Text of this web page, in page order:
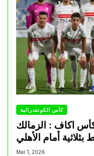
كأس الكونفدرالية
كأس اكاف : الزمالك
Mai 1, 2026